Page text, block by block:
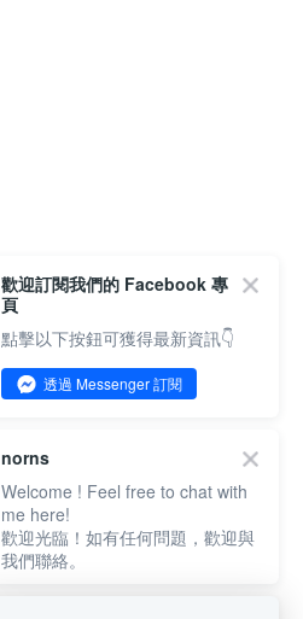
歡迎訂閱我們的 Facebook 專
頁
點擊以下按鈕可獲得最新資訊👇
透過 Messenger 訂閱
norns
Welcome ! Feel free to chat with
me here!
歡迎光臨！如有任何問題，歡迎與
我們聯絡。